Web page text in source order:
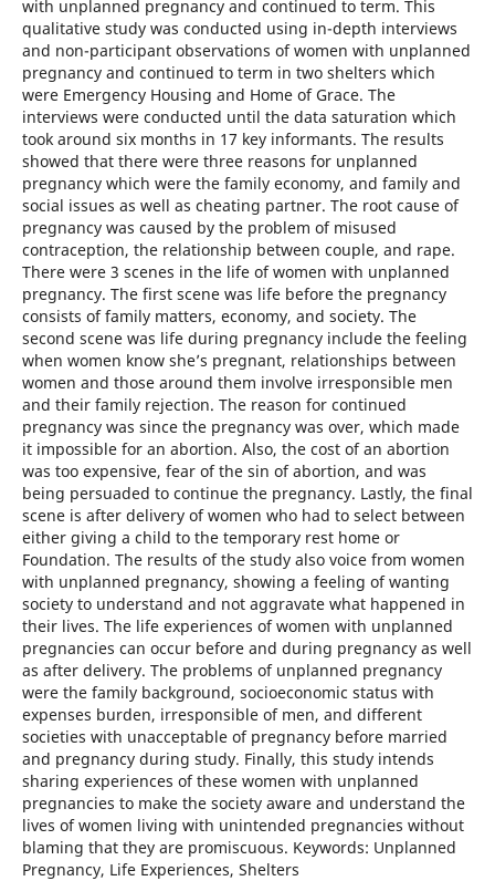
with unplanned pregnancy and continued to term. This
qualitative study was conducted using in-depth interviews
and non-participant observations of women with unplanned
pregnancy and continued to term in two shelters which
were Emergency Housing and Home of Grace. The
interviews were conducted until the data saturation which
took around six months in 17 key informants. The results
showed that there were three reasons for unplanned
pregnancy which were the family economy, and family and
social issues as well as cheating partner. The root cause of
pregnancy was caused by the problem of misused
contraception, the relationship between couple, and rape.
There were 3 scenes in the life of women with unplanned
pregnancy. The first scene was life before the pregnancy
consists of family matters, economy, and society. The
second scene was life during pregnancy include the feeling
when women know she’s pregnant, relationships between
women and those around them involve irresponsible men
and their family rejection. The reason for continued
pregnancy was since the pregnancy was over, which made
it impossible for an abortion. Also, the cost of an abortion
was too expensive, fear of the sin of abortion, and was
being persuaded to continue the pregnancy. Lastly, the final
scene is after delivery of women who had to select between
either giving a child to the temporary rest home or
Foundation. The results of the study also voice from women
with unplanned pregnancy, showing a feeling of wanting
society to understand and not aggravate what happened in
their lives. The life experiences of women with unplanned
pregnancies can occur before and during pregnancy as well
as after delivery. The problems of unplanned pregnancy
were the family background, socioeconomic status with
expenses burden, irresponsible of men, and different
societies with unacceptable of pregnancy before married
and pregnancy during study. Finally, this study intends
sharing experiences of these women with unplanned
pregnancies to make the society aware and understand the
lives of women living with unintended pregnancies without
blaming that they are promiscuous. Keywords: Unplanned
Pregnancy, Life Experiences, Shelters